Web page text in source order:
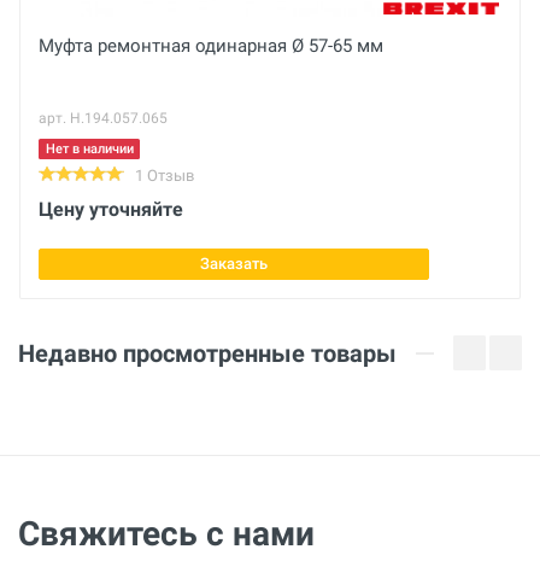
Габариты с упаковкой (ДхШхВ)
Диаметр трубы
1490-1520 мм
Муфта ремонтная одинарная Ø 57-65 мм
арт. Н.194.057.065
Нет в наличии
1 Отзыв
Цену уточняйте
Заказать
Недавно просмотренные товары
Свяжитесь с нами